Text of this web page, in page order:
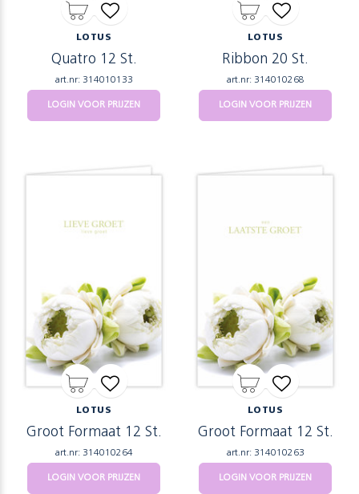
LOTUS
Quatro 12 St.
art.nr: 314010133
LOGIN VOOR PRIJZEN
LOTUS
Ribbon 20 St.
art.nr: 314010268
LOGIN VOOR PRIJZEN
LOTUS
Groot Formaat 12 St.
art.nr: 314010264
LOGIN VOOR PRIJZEN
LOTUS
Groot Formaat 12 St.
art.nr: 314010263
LOGIN VOOR PRIJZEN